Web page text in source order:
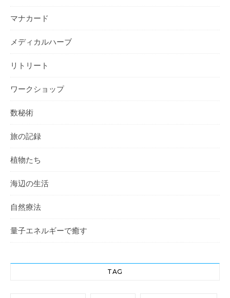
マナカード
メディカルハーブ
リトリート
ワークショップ
数秘術
旅の記録
植物たち
海辺の生活
自然療法
量子エネルギーで癒す
TAG